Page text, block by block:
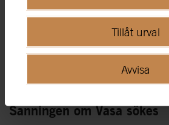
Tillåt urval
Avvisa
bild
Sanningen om Vasa sökes